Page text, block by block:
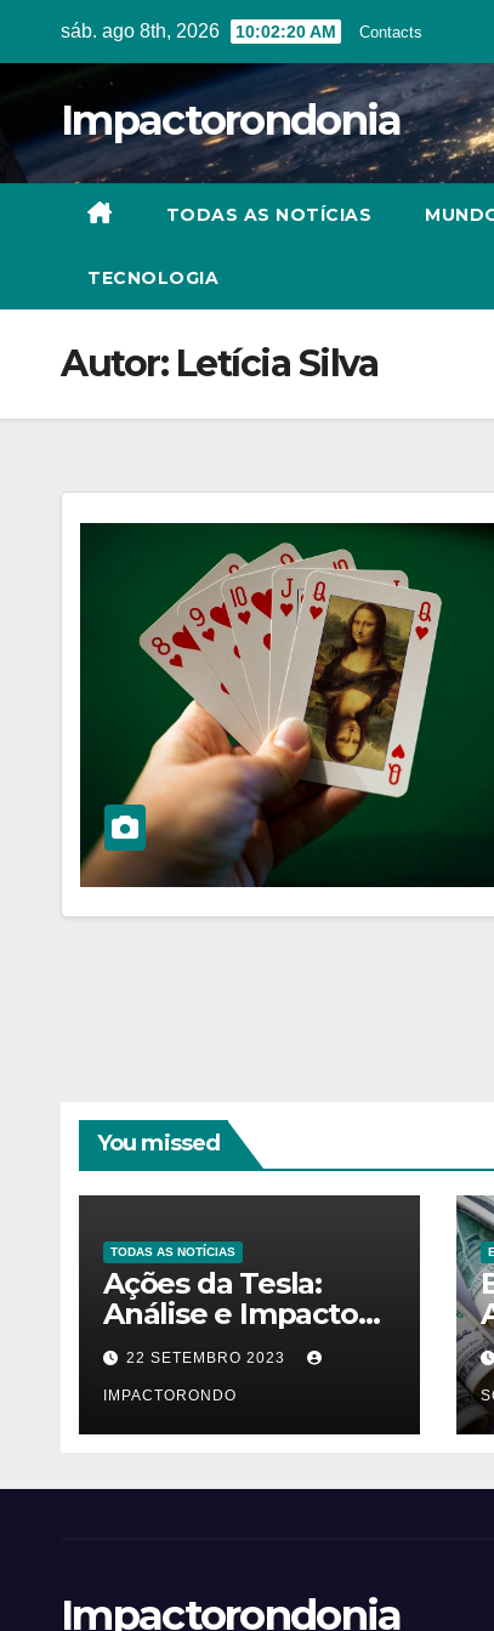
sáb. ago 8th, 2026 10:02:21 AM Contacts
Impactorondonia
TODAS AS NOTÍCIAS
TECNOLOGIA
Autor: Letícia Silva
You missed
TODAS AS NOTÍCIAS
Ações da Tesla:
Análise e Impacto
no Mercado
Automobilístico
22 SETEMBRO 2023
IMPACTORONDO
Impactorondonia